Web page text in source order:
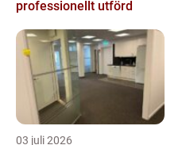
professionellt utförd
03 juli 2026